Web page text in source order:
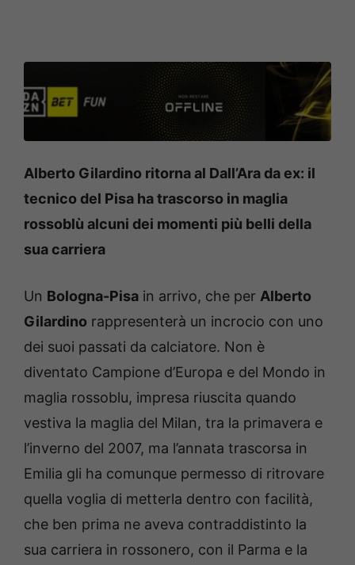
Alberto Gilardino ritorna al Dall’Ara da ex: il
tecnico del Pisa ha trascorso in maglia
rossoblù alcuni dei momenti più belli della
sua carriera
Un Bologna-Pisa in arrivo, che per Alberto
Gilardino rappresenterà un incrocio con uno
dei suoi passati da calciatore. Non è
diventato Campione d’Europa e del Mondo in
maglia rossoblu, impresa riuscita quando
vestiva la maglia del Milan, tra la primavera e
l’inverno del 2007, ma l’annata trascorsa in
Emilia gli ha comunque permesso di ritrovare
quella voglia di metterla dentro con facilità,
che ben prima ne aveva contraddistinto la
sua carriera in rossonero, con il Parma e la